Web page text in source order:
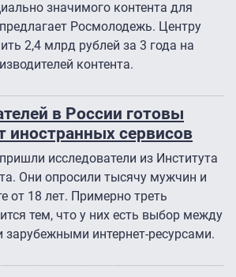
значимого контента для
Росмолодежь. Центру
2,4 млрд рублей за 3 года на
контента.
в России готовы
иностранных сервисов
исследователи из Института
Они опросили тысячу мужчин и
от 18 лет. Примерно треть
тем, что у них есть выбор между
зарубежными интернет-ресурсами.